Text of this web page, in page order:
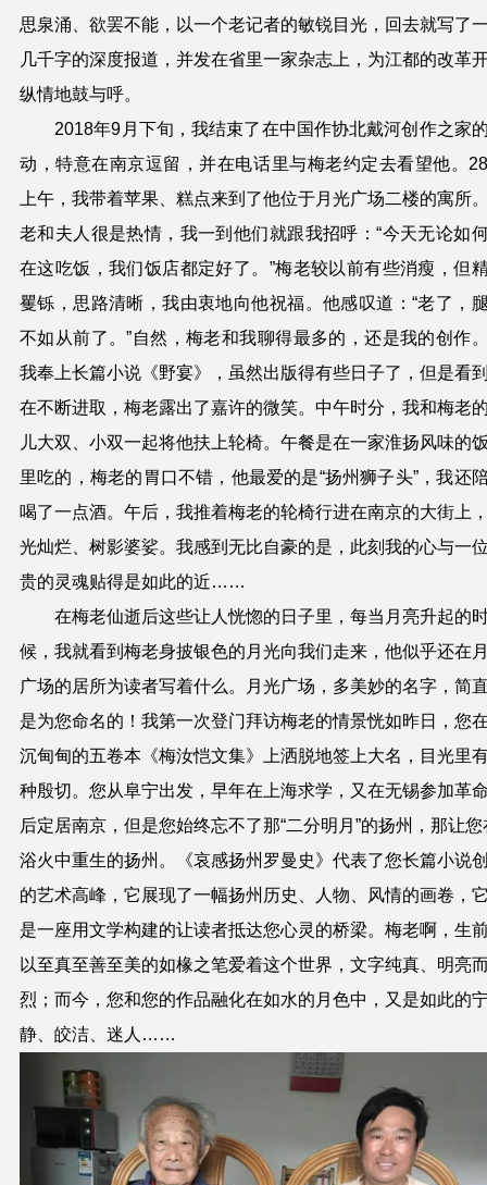
思泉涌、欲罢不能，以一个老记者的敏锐目光，回去就写了
几千字的深度报道，并发在省里一家杂志上，为江都的改革
纵情地鼓与呼。
2018年9月下旬，我结束了在中国作协北戴河创作之家
动，特意在南京逗留，并在电话里与梅老约定去看望他。
上午，我带着苹果、糕点来到了他位于月光广场二楼的寓所
老和夫人很是热情，我一到他们就跟我招呼：“今天无论如
在这吃饭，我们饭店都定好了。”梅老较以前有些消瘦，但
矍铄，思路清晰，我由衷地向他祝福。他感叹道：“老了，
不如从前了。”自然，梅老和我聊得最多的，还是我的创作
我奉上长篇小说《野宴》，虽然出版得有些日子了，但是看
在不断进取，梅老露出了嘉许的微笑。中午时分，我和梅老
儿大双、小双一起将他扶上轮椅。午餐是在一家淮扬风味的
里吃的，梅老的胃口不错，他最爱的是“扬州狮子头”，我还
喝了一点酒。午后，我推着梅老的轮椅行进在南京的大街上
光灿烂、树影婆娑。我感到无比自豪的是，此刻我的心与一
贵的灵魂贴得是如此的近……
在梅老仙逝后这些让人恍惚的日子里，每当月亮升起的
候，我就看到梅老身披银色的月光向我们走来，他似乎还在
广场的居所为读者写着什么。月光广场，多美妙的名字，简
是为您命名的！我第一次登门拜访梅老的情景恍如昨日，您
沉甸甸的五卷本《梅汝恺文集》上洒脱地签上大名，目光里
种殷切。您从阜宁出发，早年在上海求学，又在无锡参加革
后定居南京，但是您始终忘不了那“二分明月”的扬州，那让您
浴火中重生的扬州。《哀感扬州罗曼史》代表了您长篇小说
的艺术高峰，它展现了一幅扬州历史、人物、风情的画卷，
是一座用文学构建的让读者抵达您心灵的桥梁。梅老啊，生
以至真至善至美的如椽之笔爱着这个世界，文字纯真、明亮
烈；而今，您和您的作品融化在如水的月色中，又是如此的
静、皎洁、迷人……